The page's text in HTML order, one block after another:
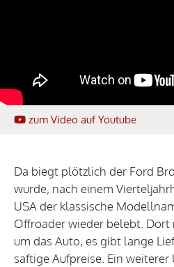
zum Video auf Youtube
Da biegt plötzlich der Ford
wurde, nach einem
USA der klassische
Offroader wieder belebt. Dort
um das Auto, es gibt lange
saftige Aufpreise. Ein